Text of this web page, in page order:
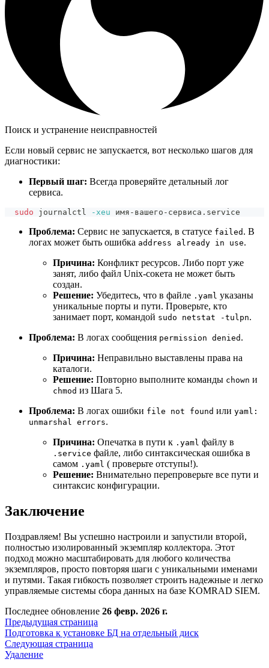
Поиск и устранение неисправностей
Если новый сервис не запускается, вот несколько шагов для
диагностики:
Первый шаг: Всегда проверяйте детальный лог
сервиса.
sudo journalctl -xeu имя-вашего-сервиса.service
Проблема: Сервис не запускается, в статусе failed . В
логах может быть ошибка address already in use.
Причина: Конфликт ресурсов. Либо порт уже
занят, либо файл Unix-сокета не может быть
создан.
Решение: Убедитесь, что в файле .yaml указаны
уникальные порты и пути. Проверьте, кто
занимает порт, командой sudo netstat -tulpn.
Проблема: В логах сообщения permission denied .
Причина: Неправильно выставлены права на
каталоги.
Решение: Повторно выполните команды chown и
chmod из Шага 5.
Проблема: В логах ошибки file not found или yaml:
unmarshal errors.
Причина: Опечатка в пути к .yaml файлу в
.service файле, либо синтаксическая ошибка в
самом .yaml ( проверьте отступы!).
Решение: Внимательно перепроверьте все пути и
синтаксис конфигурации.
Заключение
Поздравляем! Вы успешно настроили и запустили второй,
полностью изолированный экземпляр коллектора. Этот
подход можно масштабировать для любого количества
экземпляров, просто повторяя шаги с уникальными именами
и путями. Такая гибкость позволяет строить надежные и легко
управляемые системы сбора данных на базе KOMRAD SIEM.
Последнее обновление 26 февр. 2026 г.
Предыдущая страница
Подготовка к установке БД на отдельный диск
Следующая страница
Удаление